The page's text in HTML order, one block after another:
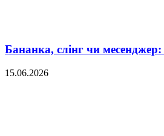
Бананка, слінг чи
15.06.2026